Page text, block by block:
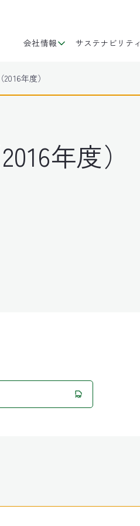
会社情報 サステナビリティ
年度）
年度）